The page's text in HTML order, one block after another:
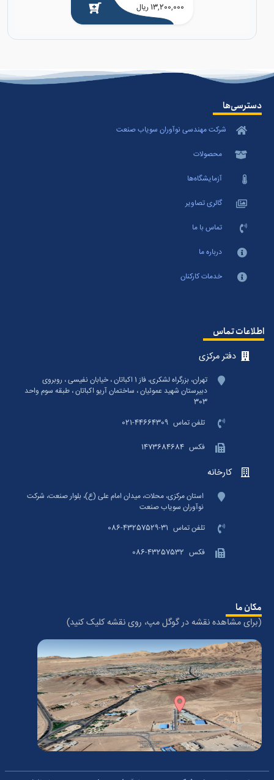
13,200,000 ریال
دسترسی‌ها
شرکت مهندسی نوآوران سویاب صنعت
محصولات
آزمایشگاه‌ها
گالری تصاویر
تماس با ما
درباره ما
خدمات کارکنان
اطلاعات تماس
دفتر مرکزی
تهران، بزرگراه لشکری، فاز 1 اکباتان ، خیابان نفیسی ، روبروی
دبیرستان شهید عموئیان ، ساختمان آریو اکباتان ، طبقه سوم واحد
303
تلفن تماس 021-44664309
فکس 1473684684
کارخانه
استان مرکزی، محلات، میدان امام علی (ع)، بلوار صنعت، شرکت
نوآوران سویاب صنعت
تلفن تماس 086-43257529-31
فکس 086-43257532
مکان ما
(برای مشاهده نقشه در گوگل مپ، روی نقشه کلیک کنید)